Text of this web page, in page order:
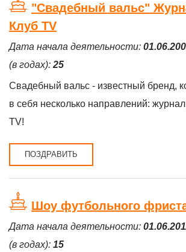
"Свадебный вальс"
Клуб TV
Дата начала деятельности:
(в годах): 25
Свадебный вальс - известный бренд,
в себя несколько направлений:
TV!
ПОЗДРАВИТЬ
Шоу футбольного
Дата начала деятельности:
(в годах): 15